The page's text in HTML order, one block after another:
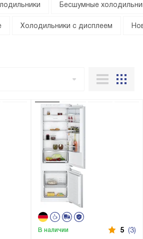
Бесшумные
Холодильники с дисплеем
В наличии 5 (3)